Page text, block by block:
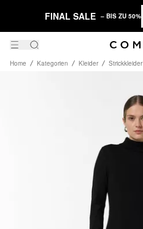
FINAL SALE – BIS ZU 50%
Home Kategorien Kleider Strickkleider